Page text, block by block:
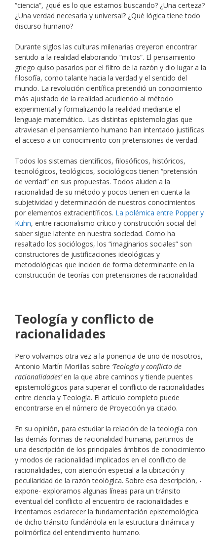
“ciencia”, ¿qué es lo que estamos buscando? ¿Una certeza?
¿Una verdad necesaria y universal? ¿Qué lógica tiene todo
discurso humano?
Durante siglos las culturas milenarias creyeron encontrar
sentido a la realidad elaborando “mitos”. El pensamiento
griego quiso pasarlos por el filtro de la razón y dio lugar a la
filosofía, como talante hacia la verdad y el sentido del
mundo. La revolución científica pretendió un conocimiento
más ajustado de la realidad acudiendo al método
experimental y formalizando la realidad mediante el
lenguaje matemático.. Las distintas epistemologías que
atraviesan el pensamiento humano han intentado justificas
el acceso a un conocimiento con pretensiones de verdad.
Todos los sistemas científicos, filosóficos, históricos,
tecnológicos, teológicos, sociológicos tienen “pretensión
de verdad” en sus propuestas. Todos aluden a la
racionalidad de su método y pocos tienen en cuenta la
subjetividad y determinación de nuestros conocimientos
por elementos extracientíficos. La polémica entre Popper y
Kuhn, entre racionalismo crítico y construcción social del
saber sigue latente en nuestra sociedad. Como ha
resaltado los sociólogos, los “imaginarios sociales” son
constructores de justificaciones ideológicas y
metodológicas que inciden de forma determinante en la
construcción de teorías con pretensiones de racionalidad.
Teología y conflicto de
racionalidades
Pero volvamos otra vez a la ponencia de uno de nosotros,
Antonio Martín Morillas sobre ‘Teología y conflicto de
racionalidades’en la que abre caminos y tiende puentes
epistemológicos para superar el conflicto de racionalidades
entre ciencia y Teología. El artículo completo puede
encontrarse en el número de Proyección ya citado.
En su opinión, para estudiar la relación de la teología con
las demás formas de racionalidad humana, partimos de
una descripción de los principales ámbitos de conocimiento
y modos de racionalidad implicados en el conflicto de
racionalidades, con atención especial a la ubicación y
peculiaridad de la razón teológica. Sobre esa descripción, -
expone- exploramos algunas líneas para un tránsito
eventual del conflicto al encuentro de racionalidades e
intentamos esclarecer la fundamentación epistemológica
de dicho tránsito fundándola en la estructura dinámica y
polimórfica del entendimiento humano.